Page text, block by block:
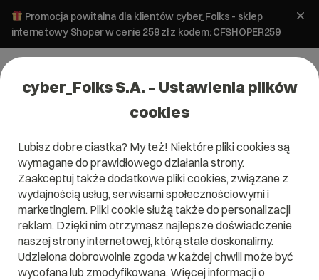
Promocja powitalna dla klientów cyber_Folks - sklep
internetowy Shoper w cenie 259 zł z kodem: CFSHOPER259
Domena .pl od 0 zł!
Szukaj domeny
Wpisz swoją wymarzoną nazwę domeny i naciśnij przycisk
Znajdź
cyber_Folks S.A. – Ustawienia plików
cookies
Lubisz dobre ciastka? My też! Niektóre pliki cookies są
wymagane do prawidłowego działania strony.
Zaakceptuj także dodatkowe pliki cookies, związane z
wydajnością usług, serwisami społecznościowymi i
marketingiem. Pliki cookie służą także do personalizacji
reklam. Dzięki nim otrzymasz najlepsze doświadczenie
naszej strony internetowej, którą stale doskonalimy.
Udzielona dobrowolnie zgoda w każdej chwili może być
wycofana lub zmodyfikowana. Więcej informacji o